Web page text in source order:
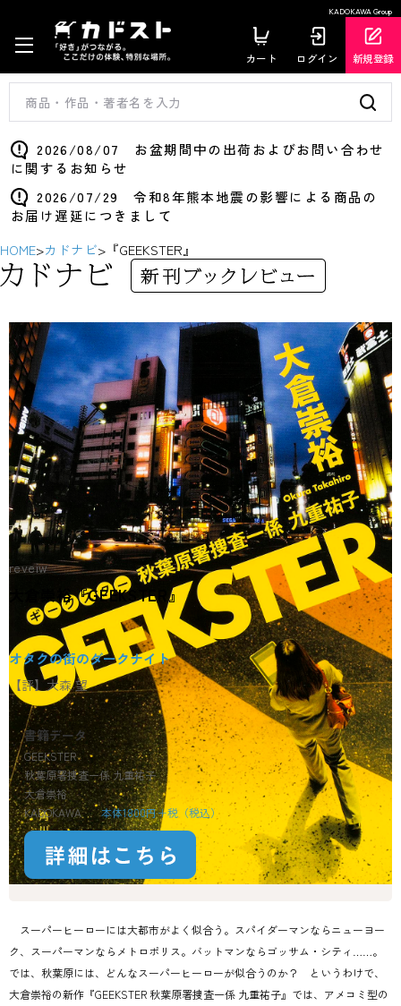
KADOKAWA Group
カート ログイン 新規登録
2026/08/07 お盆期間中の出荷およびお問い合わせ
に関するお知らせ
2026/07/29 令和8年熊本地震の影響による商品の
お届け遅延につきまして
HOME>カドナビ> 『GEEKSTER』
reveiw
大倉崇裕『GEEKSTER』
オタクの街のダークナイト
【評】大森 望
書籍データ
GEEKSTER
秋葉原署捜査一係 九重祐子
大倉崇裕
KADOKAWA 本体1800円＋税
スーパーヒーローには大都市がよく似合う。スパイダーマンならニューヨー
ク、スーパーマンならメトロポリス。バットマンならゴッサム・シティ……。
では、秋葉原には、どんなスーパーヒーローが似合うのか？ というわけで、
大倉崇裕の新作『GEEKSTER 秋葉原署捜査一係 九重祐子』では、アメコミ型の